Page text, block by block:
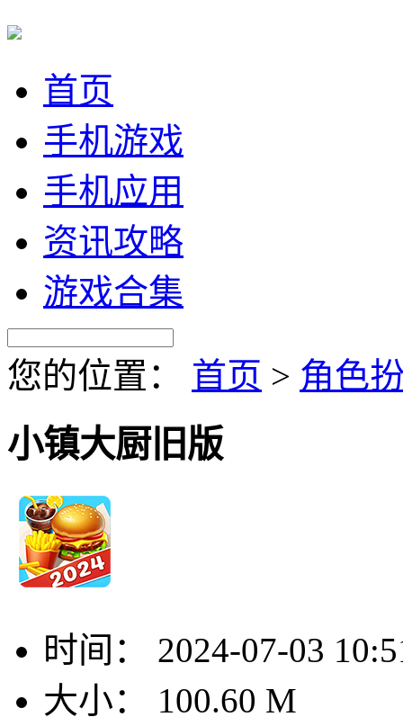
首页
手机游戏
手机应用
资讯攻略
游戏合集
您的位置： 首页 > 角色
小镇大厨旧版
时间：
2024-07-03
大小：
100.60 M